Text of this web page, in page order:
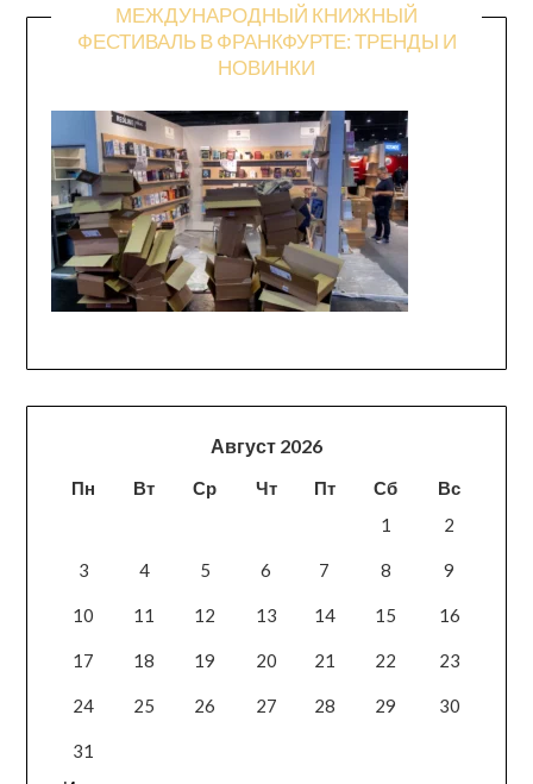
МЕЖДУНАРОДНЫЙ КНИЖНЫЙ
ФЕСТИВАЛЬ В ФРАНКФУРТЕ: ТРЕНДЫ И
НОВИНКИ
Август 2026
Пн Вт Ср Чт Пт Сб
Вс
1
2
3 4 5 6 7 8 9
10 11 12 13 14 15 16
17 18 19 20 21 22 23
24 25 26 27 28 29 30
31